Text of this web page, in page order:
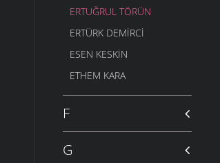
ERTUĞRUL TÖRÜN
ERTÜRK DEMIRCI
ESEN KESKIN
ETHEM KARA
F
G